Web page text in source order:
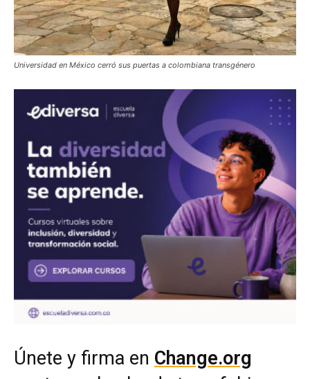
Universidad en México cerró sus puertas a colombiana transgénero
Únete y firma en Change.org